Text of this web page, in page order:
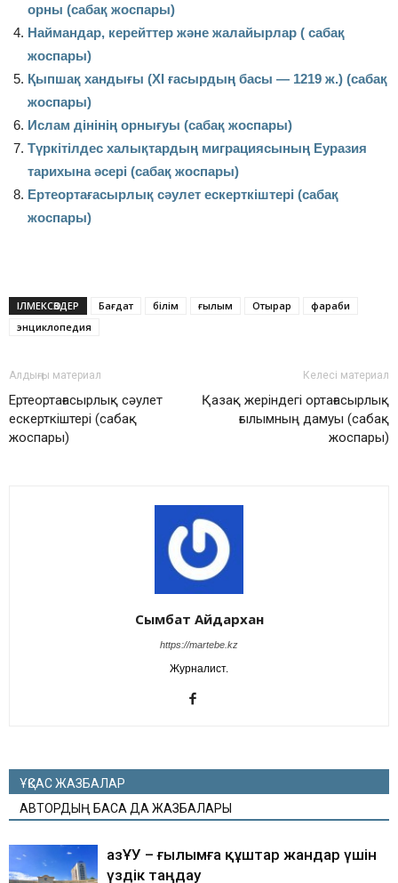
орны (сабақ жоспары)
Наймандар, керейттер және жалайырлар ( сабақ
жоспары)
Қыпшақ хандығы (ХI ғасырдың басы — 1219 ж.) (сабақ
жоспары)
Ислам дінінің орнығуы (сабақ жоспары)
Түркітілдес халықтардың миграциясының Еуразия
тарихына әсері (сабақ жоспары)
Ертеортағасырлық сәулет ескерткіштері (сабақ
жоспары)
ІЛМЕКСӨЗДЕР Бағдат білім ғылым Отырар
фараби
энциклопедия
Алдыңғы материал
Ертеортағасырлық сәулет
ескерткіштері (сабақ
жоспары)
Келесі материал
Қазақ жеріндегі ортағасырлық
ғылымның дамуы (сабақ
жоспары)
Сымбат Айдархан
https://martebe.kz
Журналист.
ҰҚСАС ЖАЗБАЛАР
АВТОРДЫҢ БАСҚА ДА ЖАЗБАЛАРЫ
ҚазҰУ – ғылымға құштар жандар үшін
үздік таңдау